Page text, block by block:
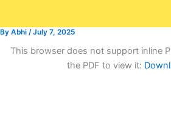
By Abhi /July 7, 2025
This browser does not support inline
the PDF to view it: